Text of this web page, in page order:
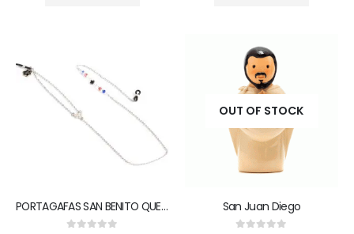
PORTAGAFAS SAN BENITO QUE MI CRUZ SEA MI SALVACIÓN
OUT OF STOCK
San Juan Diego